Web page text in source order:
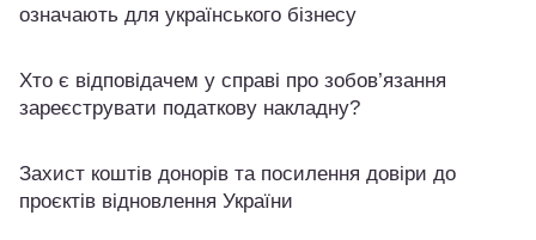
означають для українського бізнесу
Хто є відповідачем у справі про зобов’язання
зареєструвати податкову накладну?
Захист коштів донорів та посилення довіри до
проєктів відновлення України